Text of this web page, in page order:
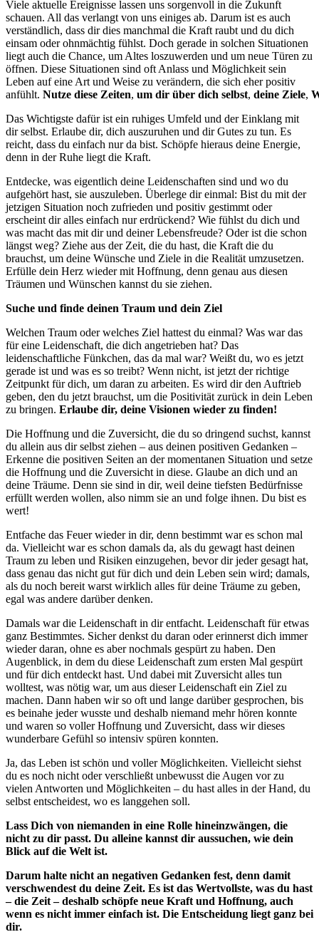
Viele aktuelle Ereignisse lassen uns sorgenvoll in die Zukunft
schauen. All das verlangt von uns einiges ab. Darum ist es auch
verständlich, dass dir dies manchmal die Kraft raubt und du dich
einsam oder ohnmächtig fühlst. Doch gerade in solchen Situationen
liegt auch die Chance, um Altes loszuwerden und um neue Türen zu
öffnen. Diese Situationen sind oft Anlass und Möglichkeit sein
Leben auf eine Art und Weise zu verändern, die sich eher positiv
anfühlt. Nutze diese Zeiten, um dir über dich selbst, deine Ziele,
Das Wichtigste dafür ist ein ruhiges Umfeld und der Einklang mit
dir selbst. Erlaube dir, dich auszuruhen und dir Gutes zu tun. Es
reicht, dass du einfach nur da bist. Schöpfe hieraus deine Energie,
denn in der Ruhe liegt die Kraft.
Entdecke, was eigentlich deine Leidenschaften sind und wo du
aufgehört hast, sie auszuleben. Überlege dir einmal: Bist du mit der
jetzigen Situation noch zufrieden und positiv gestimmt oder
erscheint dir alles einfach nur erdrückend? Wie fühlst du dich und
was macht das mit dir und deiner Lebensfreude? Oder ist die schon
längst weg? Ziehe aus der Zeit, die du hast, die Kraft die du
brauchst, um deine Wünsche und Ziele in die Realität umzusetzen.
Erfülle dein Herz wieder mit Hoffnung, denn genau aus diesen
Träumen und Wünschen kannst du sie ziehen.
Suche und finde deinen Traum und dein Ziel
Welchen Traum oder welches Ziel hattest du einmal? Was war das
für eine Leidenschaft, die dich angetrieben hat? Das
leidenschaftliche Fünkchen, das da mal war? Weißt du, wo es jetzt
gerade ist und was es so treibt? Wenn nicht, ist jetzt der richtige
Zeitpunkt für dich, um daran zu arbeiten. Es wird dir den Auftrieb
geben, den du jetzt brauchst, um die Positivität zurück in dein Leben
zu bringen. Erlaube dir, deine Visionen wieder zu finden!
Die Hoffnung und die Zuversicht, die du so dringend suchst, kannst
du allein aus dir selbst ziehen – aus deinen positiven Gedanken –
Erkenne die positiven Seiten an der momentanen Situation und setze
die Hoffnung und die Zuversicht in diese. Glaube an dich und an
deine Träume. Denn sie sind in dir, weil deine tiefsten Bedürfnisse
erfüllt werden wollen, also nimm sie an und folge ihnen. Du bist es
wert!
Entfache das Feuer wieder in dir, denn bestimmt war es schon mal
da. Vielleicht war es schon damals da, als du gewagt hast deinen
Traum zu leben und Risiken einzugehen, bevor dir jeder gesagt hat,
dass genau das nicht gut für dich und dein Leben sein wird; damals,
als du noch bereit warst wirklich alles für deine Träume zu geben,
egal was andere darüber denken.
Damals war die Leidenschaft in dir entfacht. Leidenschaft für etwas
ganz Bestimmtes. Sicher denkst du daran oder erinnerst dich immer
wieder daran, ohne es aber nochmals gespürt zu haben. Den
Augenblick, in dem du diese Leidenschaft zum ersten Mal gespürt
und für dich entdeckt hast. Und dabei mit Zuversicht alles tun
wolltest, was nötig war, um aus dieser Leidenschaft ein Ziel zu
machen. Dann haben wir so oft und lange darüber gesprochen, bis
es beinahe jeder wusste und deshalb niemand mehr hören konnte
und waren so voller Hoffnung und Zuversicht, dass wir dieses
wunderbare Gefühl so intensiv spüren konnten.
Ja, das Leben ist schön und voller Möglichkeiten. Vielleicht siehst
du es noch nicht oder verschließt unbewusst die Augen vor zu
vielen Antworten und Möglichkeiten – du hast alles in der Hand, du
selbst entscheidest, wo es langgehen soll.
Lass Dich von niemanden in eine Rolle hineinzwängen, die
nicht zu dir passt. Du alleine kannst dir aussuchen, wie dein
Blick auf die Welt ist.
Darum halte nicht an negativen Gedanken fest, denn damit
verschwendest du deine Zeit. Es ist das Wertvollste, was du hast
– die Zeit – deshalb schöpfe neue Kraft und Hoffnung, auch
wenn es nicht immer einfach ist. Die Entscheidung liegt ganz bei
dir.